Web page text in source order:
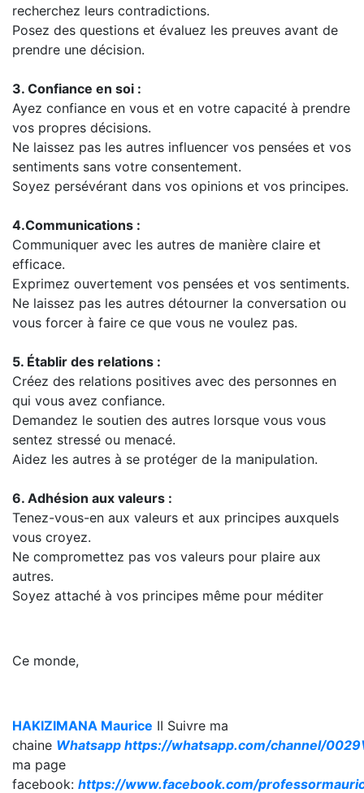
recherchez leurs contradictions.
Posez des questions et évaluez les preuves avant de
prendre une décision.
3. Confiance en soi :
Ayez confiance en vous et en votre capacité à prendre
vos propres décisions.
Ne laissez pas les autres influencer vos pensées et vos
sentiments sans votre consentement.
Soyez persévérant dans vos opinions et vos principes.
4.Communications :
Communiquer avec les autres de manière claire et
efficace.
Exprimez ouvertement vos pensées et vos sentiments.
Ne laissez pas les autres détourner la conversation ou
vous forcer à faire ce que vous ne voulez pas.
5. Établir des relations :
Créez des relations positives avec des personnes en
qui vous avez confiance.
Demandez le soutien des autres lorsque vous vous
sentez stressé ou menacé.
Aidez les autres à se protéger de la manipulation.
6. Adhésion aux valeurs :
Tenez-vous-en aux valeurs et aux principes auxquels
vous croyez.
Ne compromettez pas vos valeurs pour plaire aux
autres.
Soyez attaché à vos principes même pour méditer
Ce monde,
HAKIZIMANA Maurice II Suivre ma
chaine Whatsapp https://whatsapp.com/channel/
ma page
facebook: https://www.facebook.com/